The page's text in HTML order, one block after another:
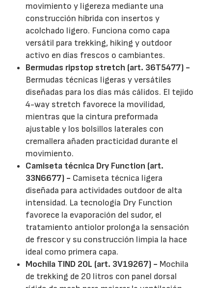
movimiento y ligereza mediante una
construcción híbrida con insertos y
acolchado ligero. Funciona como capa
versátil para trekking, hiking y outdoor
activo en días frescos o cambiantes.
Bermudas ripstop stretch (art. 36T5477) -
Bermudas técnicas ligeras y versátiles
diseñadas para los días más cálidos. El tejido
4-way stretch favorece la movilidad,
mientras que la cintura preformada
ajustable y los bolsillos laterales con
cremallera añaden practicidad durante el
movimiento.
Camiseta técnica Dry Function (art.
33N6677) - Camiseta técnica ligera
diseñada para actividades outdoor de alta
intensidad. La tecnología Dry Function
favorece la evaporación del sudor, el
tratamiento antiolor prolonga la sensación
de frescor y su construcción limpia la hace
ideal como primera capa.
Mochila TIND 20L (art. 3V19267) - Mochila
de trekking de 20 litros con panel dorsal